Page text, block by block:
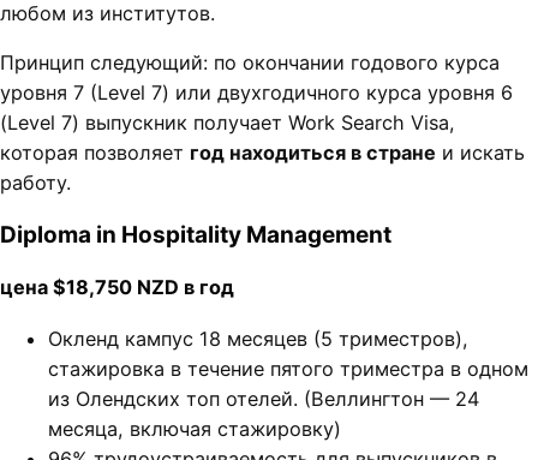
любом из институтов.
Принцип следующий: по окончании годового курса
уровня 7 (Level 7) или двухгодичного курса уровня 6
(Level 7) выпускник получает Work Search Visa,
которая позволяет год находиться в стране и искать
работу.
Diploma in Hospitality Management
цена $18,750 NZD в год
Окленд кампус 18 месяцев (5 триместров),
стажировка в течение пятого триместра в одном
из Олендских топ отелей. (Веллингтон — 24
месяца, включая стажировку)